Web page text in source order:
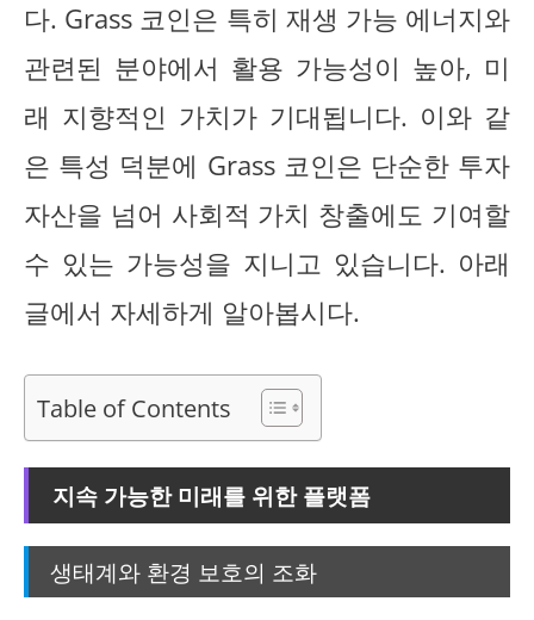
다. Grass 코인은 특히 재생 가능 에너지와
관련된 분야에서 활용 가능성이 높아, 미
래 지향적인 가치가 기대됩니다. 이와 같
은 특성 덕분에 Grass 코인은 단순한 투자
자산을 넘어 사회적 가치 창출에도 기여할
수 있는 가능성을 지니고 있습니다. 아래
글에서 자세하게 알아봅시다.
Table of Contents
지속 가능한 미래를 위한 플랫폼
생태계와 환경 보호의 조화